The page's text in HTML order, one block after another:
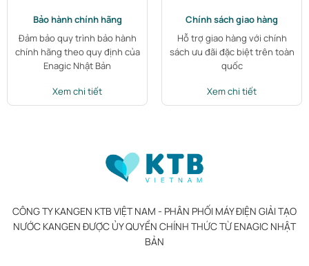
Bảo hành chính hãng
Đảm bảo quy trình bảo hành
chính hãng theo quy định của
Enagic Nhật Bản
Xem chi tiết
Chính sách giao hàng
Hỗ trợ giao hàng với chính
sách ưu đãi đặc biệt trên toàn
quốc
Xem chi tiết
CÔNG TY KANGEN KTB VIỆT NAM - PHÂN PHỐI MÁY ĐIỆN GIẢI TẠO
NƯỚC KANGEN ĐƯỢC ỦY QUYỀN CHÍNH THỨC TỪ ENAGIC NHẬT
BẢN